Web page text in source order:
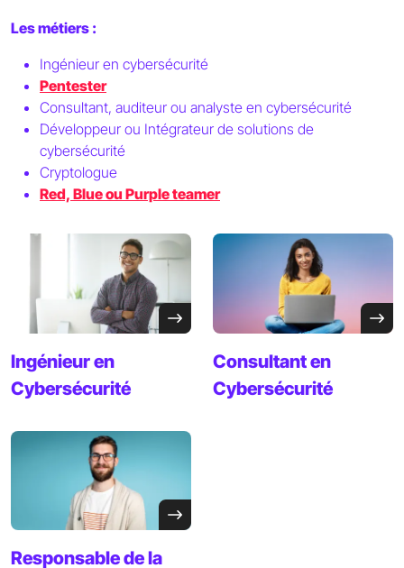
Les métiers :
Ingénieur en cybersécurité
Pentester
Consultant, auditeur ou analyste en cybersécurité
Développeur ou Intégrateur de solutions de
cybersécurité
Cryptologue
Red, Blue ou Purple teamer
Ingénieur en
Cybersécurité
Consultant en
Cybersécurité
Responsable de la